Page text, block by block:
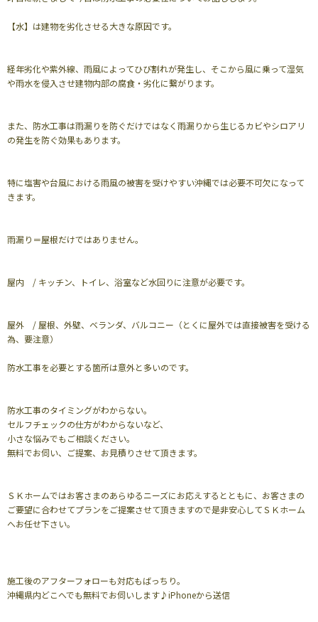
【水】は建物を劣化させる大きな原因です。
経年劣化や紫外線、雨風によってひび割れが発生し、そこから風に乗って湿気
や雨水を侵入させ建物内部の腐食・劣化に繋がります。
また、防水工事は雨漏りを防ぐだけではなく雨漏りから生じるカビやシロアリ
の発生を防ぐ効果もあります。
特に塩害や台風における雨風の被害を受けやすい沖縄では必要不可欠になって
きます。
雨漏り＝屋根だけではありません。
屋内 / キッチン、トイレ、浴室など水回りに注意が必要です。
屋外 / 屋根、外壁、ベランダ、バルコニー（とくに屋外では直接被害を受ける
為、要注意）
防水工事を必要とする箇所は意外と多いのです。
防水工事のタイミングがわからない。
セルフチェックの仕方がわからないなど、
小さな悩みでもご相談ください。
無料でお伺い、ご提案、お見積りさせて頂きます。
ＳＫホームではお客さまのあらゆるニーズにお応えするとともに、お客さまの
ご要望に合わせてプランをご提案させて頂きますので是非安心してＳＫホーム
へお任せ下さい。
施工後のアフターフォローも対応もばっちり。
沖縄県内どこへでも無料でお伺いします♪iPhoneから送信